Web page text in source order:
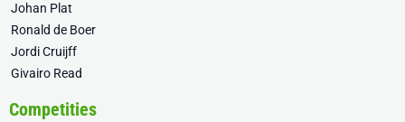
Johan Plat
Ronald de Boer
Jordi Cruijff
Givairo Read
Competities